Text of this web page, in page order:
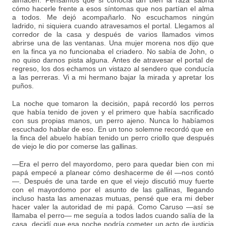
cómo hacerle frente a esos síntomas que nos partían el alma
a todos. Me dejó acompañarlo. No escuchamos ningún
ladrido, ni siquiera cuando atravesamos el portal. Llegamos al
corredor de la casa y después de varios llamados vimos
abrirse una de las ventanas. Una mujer morena nos dijo que
en la finca ya no funcionaba el criadero. No sabía de John, o
no quiso darnos pista alguna. Antes de atravesar el portal de
regreso, los dos echamos un vistazo al sendero que conducía
a las perreras. Vi a mi hermano bajar la mirada y apretar los
puños.
La noche que tomaron la decisión, papá recordó los perros
que había tenido de joven y el primero que había sacrificado
con sus propias manos, un perro ajeno. Nunca lo habíamos
escuchado hablar de eso. En un tono solemne recordó que en
la finca del abuelo habían tenido un perro criollo que después
de viejo le dio por comerse las gallinas.
—Era el perro del mayordomo, pero para quedar bien con mi
papá empecé a planear cómo deshacerme de él —nos contó
—. Después de una tarde en que el viejo discutió muy fuerte
con el mayordomo por el asunto de las gallinas, llegando
incluso hasta las amenazas mutuas, pensé que era mi deber
hacer valer la autoridad de mi papá. Como Caruso —así se
llamaba el perro— me seguía a todos lados cuando salía de la
casa, decidí que esa noche podría cometer un acto de justicia